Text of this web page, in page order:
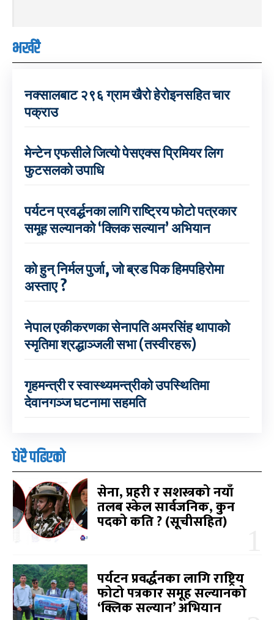
भर्खरै
नक्सालबाट २९६ ग्राम खैरो हेरोइनसहित चार
पक्राउ
मेन्टेन एफसीले जित्यो पेसएक्स प्रिमियर लिग
फुटसलको उपाधि
पर्यटन प्रवर्द्धनका लागि राष्ट्रिय फोटो पत्रकार
समूह सल्यानको ‘क्लिक सल्यान’ अभियान
को हुन् निर्मल पुर्जा, जो ब्रड पिक हिमपहिरोमा
अस्ताए ?
नेपाल एकीकरणका सेनापति अमरसिंह थापाको
स्मृतिमा श्रद्धाञ्जली सभा (तस्वीरहरू)
गृहमन्त्री र स्वास्थ्यमन्त्रीको उपस्थितिमा
देवानगञ्ज घटनामा सहमति
धेरै पढिएको
सेना, प्रहरी र सशस्त्रको नयाँ
तलब स्केल सार्वजनिक, कुन
पदको कति ? (सूचीसहित)
पर्यटन प्रवर्द्धनका लागि राष्ट्रिय
फोटो पत्रकार समूह सल्यानको
‘क्लिक सल्यान’ अभियान